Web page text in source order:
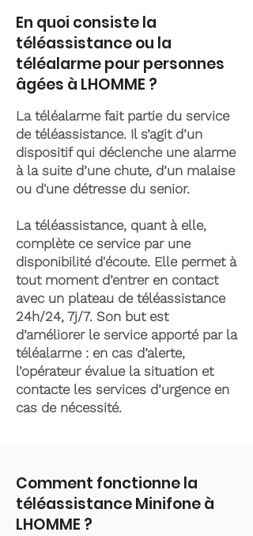
En quoi consiste la
téléassistance ou la
téléalarme pour personnes
âgées à LHOMME ?
La téléalarme fait partie du service
de téléassistance. Il s’agit d’un
dispositif qui déclenche une alarme
à la suite d’une chute, d’un malaise
ou d'une détresse du senior.
La téléassistance, quant à elle,
complète ce service par une
disponibilité d'écoute. Elle permet à
tout moment d’entrer en contact
avec un plateau de téléassistance
24h/24, 7j/7. Son but est
d’améliorer le service apporté par la
téléalarme : en cas d’alerte,
l’opérateur évalue la situation et
contacte les services d’urgence en
cas de nécessité.
Comment fonctionne la
téléassistance Minifone à
LHOMME ?